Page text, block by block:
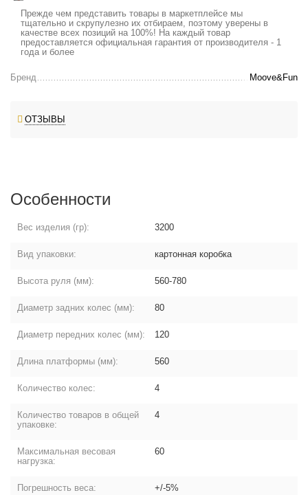
Прежде чем представить товары в маркетплейсе мы
тщательно и скрупулезно их отбираем, поэтому уверены в
качестве всех позиций на 100%! На каждый товар
предоставляется официальная гарантия от производителя - 1
года и более
Бренд Moove&Fun
ОТЗЫВЫ
Особенности
Вес изделия (гр): 3200
Вид упаковки: картонная коробка
Высота руля (мм): 560-780
Диаметр задних колес (мм): 80
Диаметр передних колес (мм): 120
Длина платформы (мм): 560
Количество колес: 4
Количество товаров в общей
упаковке:
4
Максимальная весовая
нагрузка:
60
Погрешность веса: +/-5%